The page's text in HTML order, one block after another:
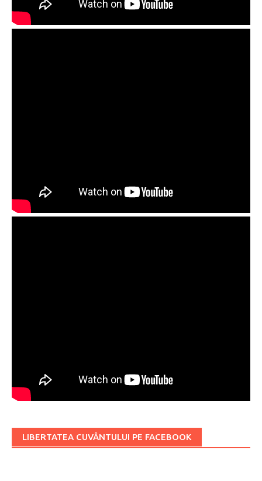
LIBERTATEA CUVÂNTULUI PE FACEBOOK